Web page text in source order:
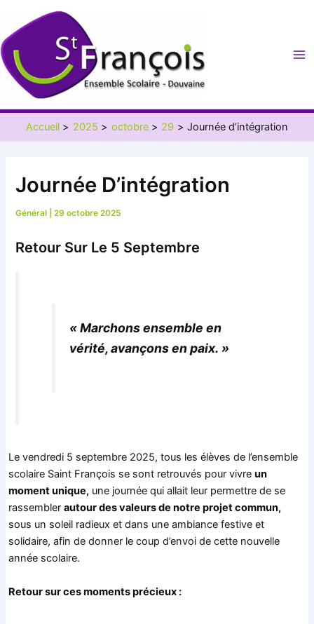
contenu
Accueil 2025 octobre 29 Journée d’intégration
Journée D’intégration
Général |29 octobre 2025
Retour Sur Le 5 Septembre
« Marchons ensemble en
vérité, avançons en paix. »
Le vendredi 5 septembre 2025, tous les élèves de l’ensemble
scolaire Saint François se sont retrouvés pour vivreun
moment unique, une journée qui allait leur permettre de se
rassemblerautour des valeurs de notre projet commun,
sous un soleil radieux et dans une ambiance festive et
solidaire, afin de donner le coup d’envoi de cette nouvelle
année scolaire.
Retour sur ces moments précieux :